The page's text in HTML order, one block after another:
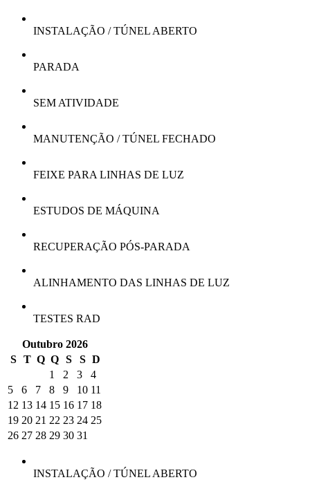
INSTALAÇÃO / TÚNEL ABERTO
PARADA
SEM ATIVIDADE
MANUTENÇÃO / TÚNEL FECHADO
FEIXE PARA LINHAS DE LUZ
ESTUDOS DE MÁQUINA
RECUPERAÇÃO PÓS-PARADA
ALINHAMENTO DAS LINHAS DE LUZ
TESTES RAD
Outubro 2026
S
T Q Q S S D
1
2 3
4
5
6 7 8 9 10 11
12 13 14 15 16 17 18
19 20 21 22 23 24 25
26 27 28 29 30 31
INSTALAÇÃO / TÚNEL ABERTO